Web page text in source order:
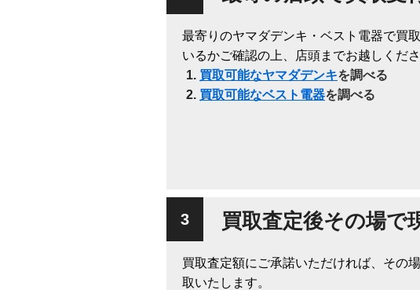
最寄りのヤマダデンキ・ベスト電器で買
いるかご確認の上、店頭までお越しくださ
買取可能なヤマダデンキを調べる
買取可能なベスト電器を調べる
買取査定後その場で
買取査定額にご承諾いただければ、その
取いたします。